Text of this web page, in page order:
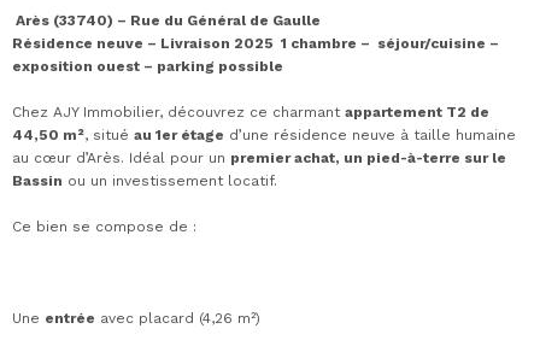
Arès (33740) – Rue du Général de Gaulle
Résidence neuve – Livraison 2025 1 chambre – séjour/cuisine –
exposition ouest – parking possible
Chez AJY Immobilier, découvrez ce charmant appartement T2 de
44,50 m², situé au 1er étage d’une résidence neuve à taille humaine
au cœur d’Arès. Idéal pour un premier achat, un pied-à-terre sur le
Bassin ou un investissement locatif.
Ce bien se compose de :
Une entrée avec placard (4,26 m²)